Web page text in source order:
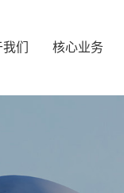
们 核心业务